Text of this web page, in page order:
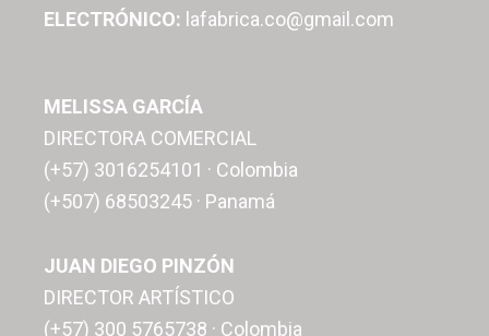
ELECTRÓNICO: lafabrica.co@gmail.com
MELISSA GARCÍA
DIRECTORA COMERCIAL
(+57) 3016254101 · Colombia
(+507) 68503245 · Panamá
JUAN DIEGO PINZÓN
DIRECTOR ARTÍSTICO
(+57) 300 5765738 · Colombia